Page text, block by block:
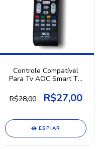
Controle Compatível
Para Tv AOC Smart TV
R$28,00
R$27,00
ESPIAR